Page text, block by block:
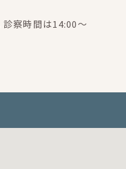
察時間は14:00～